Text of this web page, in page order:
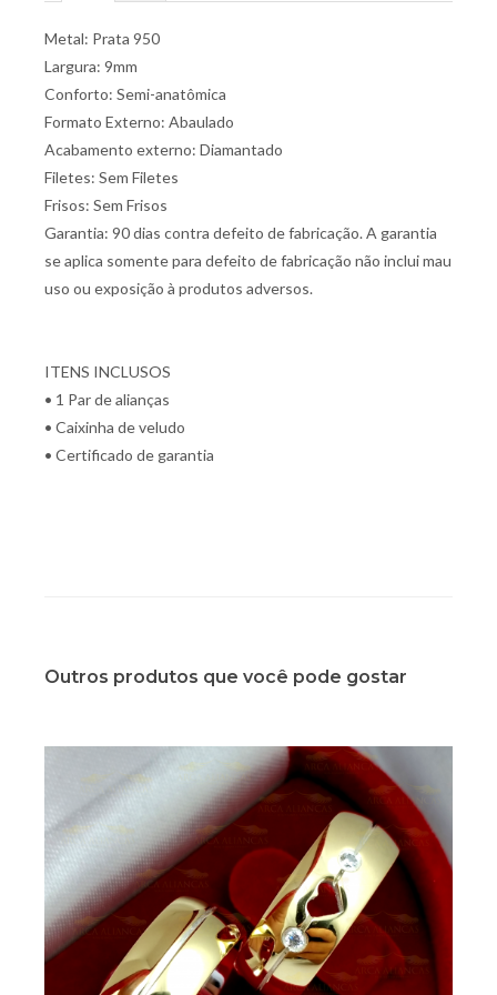
Metal: Prata 950
Largura: 9mm
Conforto: Semi-anatômica
Formato Externo: Abaulado
Acabamento externo: Diamantado
Filetes: Sem Filetes
Frisos: Sem Frisos
Garantia: 90 dias contra defeito de fabricação. A garantia
se aplica somente para defeito de fabricação não inclui mau
uso ou exposição à produtos adversos.
ITENS INCLUSOS
• 1 Par de alianças
• Caixinha de veludo
• Certificado de garantia
Outros produtos que você pode gostar